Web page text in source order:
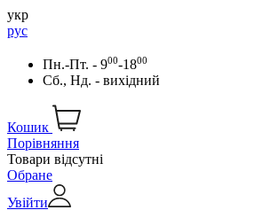
укр
рус
Пн.-Пт. - 900-1800
Сб., Нд. - вихідний
Кошик
Порівняння
Товари відсутні
Обране
Увійти